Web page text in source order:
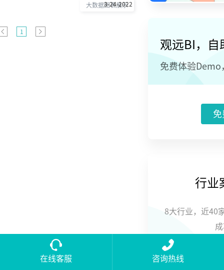
仪表板或者报
大数据图表展示
3-24-2022
1
观远BI，自
免费体验Demo
免
行业
8大行业，近40
在线客服 咨询热线